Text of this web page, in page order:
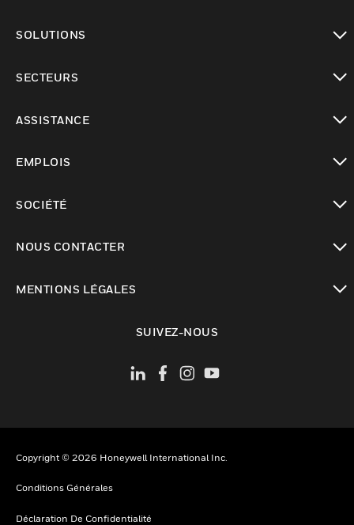
SOLUTIONS
SECTEURS
ASSISTANCE
EMPLOIS
SOCIÉTÉ
NOUS CONTACTER
MENTIONS LÉGALES
SUIVEZ-NOUS
Copyright © 2026 Honeywell International Inc.
Conditions Générales
Déclaration De Confidentialité